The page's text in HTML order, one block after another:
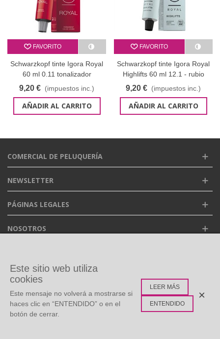
FAVORITO
Schwarzkopf tinte Igora Royal
60 ml 0.11 tonalizador
argenta
9,20 € (impuestos inc.)
AÑADIR AL CARRITO
FAVORITO
Schwarzkopf tinte Igora Royal
Highlifts 60 ml 12.1 - rubio
superaclarante ceniza
9,20 € (impuestos inc.)
AÑADIR AL CARRITO
COMERCIAL DE PELUQUERÍA
NEWSLETTER
PÁGINAS LEGALES
NOSOTROS
ETIQUETAS POPULARES
Este sitio web utiliza
cookies
Este mensaje no volverá a mostrarse si
haces clic en “ENTENDIDO” o en el
botón de cerrar.
LEER MÁS
ENTENDIDO
×